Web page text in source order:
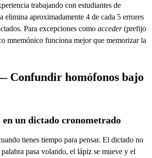
trabajando con estudiantes de
elimina aproximadamente 4 de cada 5 errores
Para excepciones como acceder(prefijo
mnemónico funciona mejor que memorizar la
Confundir homófonos bajo
en un dictado cronometrado
tienes tiempo para pensar. El dictado no
pasa volando, el lápiz se mueve y el